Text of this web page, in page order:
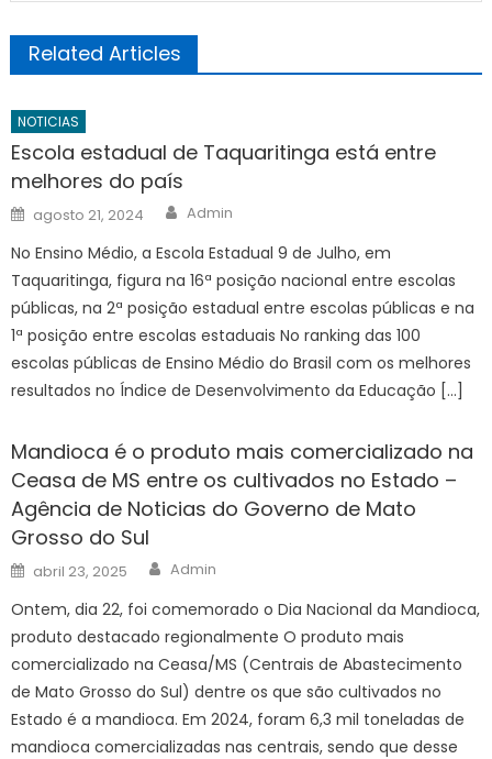
Related Articles
NOTICIAS
Escola estadual de Taquaritinga está entre
melhores do país
Posted
on
agosto 21, 2024 Author
Admin
No Ensino Médio, a Escola Estadual 9 de Julho, em
Taquaritinga, figura na 16ª posição nacional entre escolas
públicas, na 2ª posição estadual entre escolas públicas e na
1ª posição entre escolas estaduais No ranking das 100
escolas públicas de Ensino Médio do Brasil com os melhores
resultados no Índice de Desenvolvimento da Educação […]
Mandioca é o produto mais comercializado na
Ceasa de MS entre os cultivados no Estado –
Agência de Noticias do Governo de Mato
Grosso do Sul
Posted
on
abril 23, 2025 Author
Admin
Ontem, dia 22, foi comemorado o Dia Nacional da Mandioca,
produto destacado regionalmente O produto mais
comercializado na Ceasa/MS (Centrais de Abastecimento
de Mato Grosso do Sul) dentre os que são cultivados no
Estado é a mandioca. Em 2024, foram 6,3 mil toneladas de
mandioca comercializadas nas centrais, sendo que desse